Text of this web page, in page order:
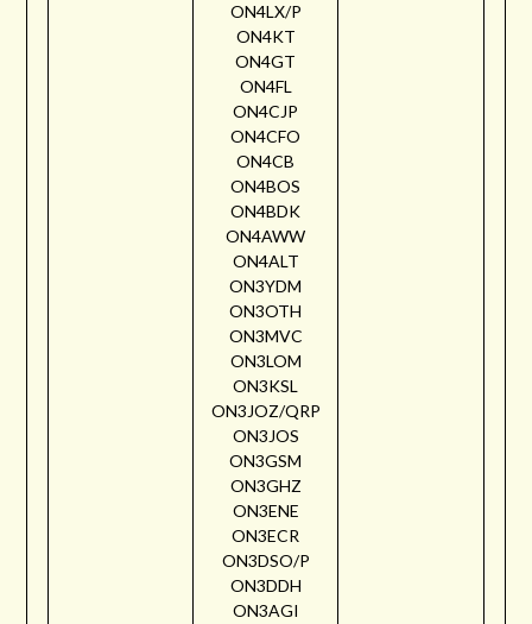
ON4LX/P
ON4KT
ON4GT
ON4FL
ON4CJP
ON4CFO
ON4CB
ON4BOS
ON4BDK
ON4AWW
ON4ALT
ON3YDM
ON3OTH
ON3MVC
ON3LOM
ON3KSL
ON3JOZ/QRP
ON3JOS
ON3GSM
ON3GHZ
ON3ENE
ON3ECR
ON3DSO/P
ON3DDH
ON3AGI